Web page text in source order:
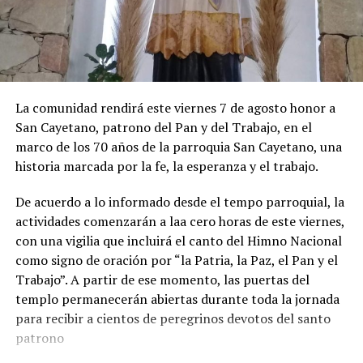
En América Latina, la repercusión fue igualmente
amplia. Emol, de Chile, informó sobre el fallecimiento y
Jorge.
En Uruguay, El País destacó su importancia en el
desarrollo profesional y empresarial de Lionel Messi,
especialmente el papel que tuvo para que el rosarino
pudiera iniciar su historia en Barcelona.
tarifas del alojamiento en hoteles por las vacaciones de
invierno, al igual que en los precios de los paquetes
vacacionales, de los pasajes aéreos y de las verduras.
se destacaron las subas en colegios privados y en las
tarifas de luz.
La comunidad rendirá este viernes 7 de agosto honor a
San Cayetano, patrono del Pan y del Trabajo, en el
marco de los 70 años de la parroquia San Cayetano, una
historia marcada por la fe, la esperanza y el trabajo.
De acuerdo a lo informado desde el tempo parroquial, la
actividades comenzarán a laa cero horas de este viernes,
con una vigilia que incluirá el canto del Himno Nacional
como signo de oración por “la Patria, la Paz, el Pan y el
Trabajo”. A partir de ese momento, las puertas del
templo permanecerán abiertas durante toda la jornada
para recibir a cientos de peregrinos devotos del santo
patrono